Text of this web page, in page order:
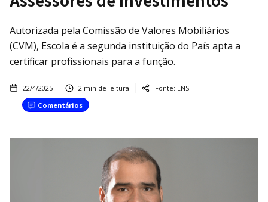
Autorizada pela Comissão de Valores Mobiliários
(CVM), Escola é a segunda instituição do País apta a
certificar profissionais para a função.
22/4/2025 2 min de leitura Fonte: ENS
Comentários